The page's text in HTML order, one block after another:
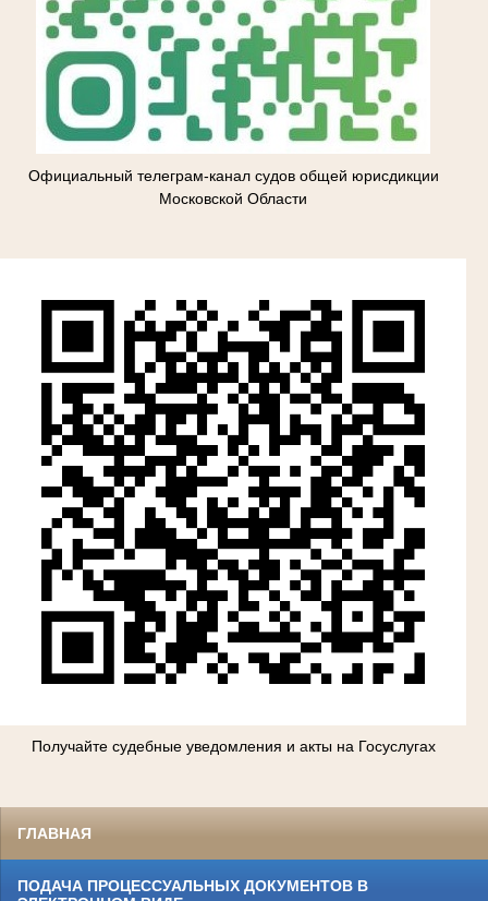
Официальный телеграм-канал судов общей юрисдикции
Московской Области
Получайте судебные уведомления и акты на Госуслугах
ГЛАВНАЯ
ПОДАЧА ПРОЦЕССУАЛЬНЫХ ДОКУМЕНТОВ В